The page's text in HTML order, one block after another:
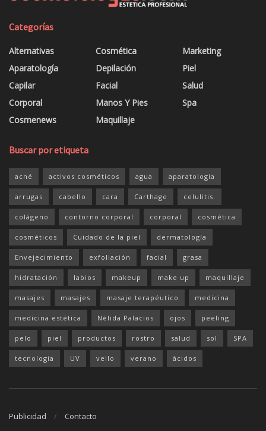
Categorías
Alternativas
Aparatología
Capilar
Corporal
Cosmenews
Cosmética
Depilación
Facial
Manos Y Pies
Maquillaje
Marketing
Piel
Salud
Spa
Buscar por etiqueta
acné activos cosméticos agua aparatología
arrugas cabello cara Carthage celulitis.
colágeno contorno corporal corporal cosmética
cosméticos Cuidado de la piel dermatología
Envejecimiento exfoliación facial grasa
hidratación labios makeup make up maquillaje
masajes masajes masaje terapéutico medicina
medicina estética Nélida Palacios ojos peeling
pelo piel productos rostro salud sol SPA
tecnología UV vello verano ácidos
Publicidad Contacto